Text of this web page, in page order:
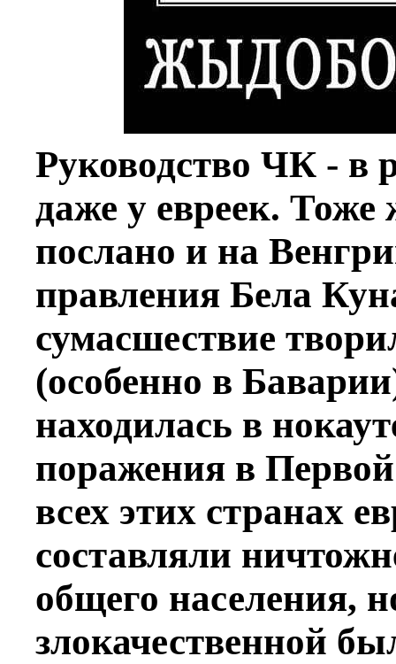
Руководство ЧК - в
даже у евреек.
послано и на
правления Бела
сумасшествие
(особенно в
находилась в
поражения в
всех этих странах
составляли
общего населения,
злокачественной